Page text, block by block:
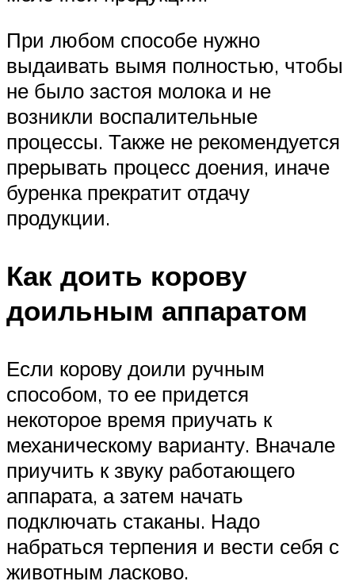
При любом способе нужно
выдаивать вымя полностью, чтобы
не было застоя молока и не
возникли воспалительные
процессы. Также не рекомендуется
прерывать процесс доения, иначе
буренка прекратит отдачу
продукции.
Как доить корову
доильным аппаратом
Если корову доили ручным
способом, то ее придется
некоторое время приучать к
механическому варианту. Вначале
приучить к звуку работающего
аппарата, а затем начать
подключать стаканы. Надо
набраться терпения и вести себя с
животным ласково.